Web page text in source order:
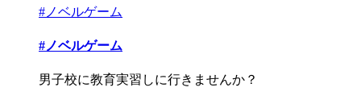
#ノベルゲーム
#ノベルゲーム
男子校に教育実習しに行きませんか？